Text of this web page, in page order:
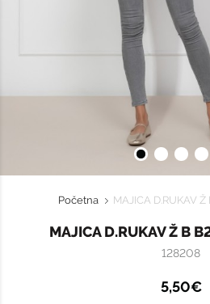
Početna MAJICA D.RUKAV
MAJICA D.RUKAV Ž B
128208
5,50€